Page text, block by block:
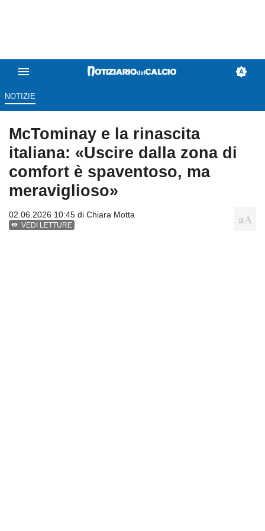
NOTIZIE
McTominay e la rinascita
italiana: «Uscire dalla zona di
comfort è spaventoso, ma
meraviglioso»
02.06.2026 10:45 di Chiara Motta
VEDI LETTURE